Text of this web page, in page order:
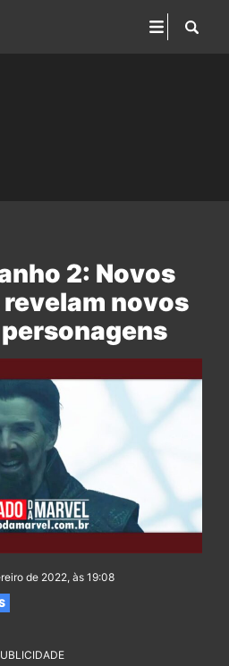
2: Novos
novos
de 2022, às 19:08